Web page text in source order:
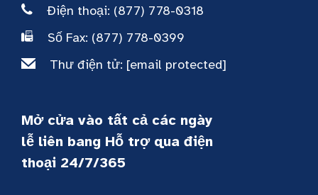
Điện thoại: (877) 778-0318
Số Fax: (877) 778-0399
Thư điện tử: [email protected]
Mở cửa vào tất cả các ngày
lễ liên bang Hỗ trợ qua điện
thoại 24/7/365